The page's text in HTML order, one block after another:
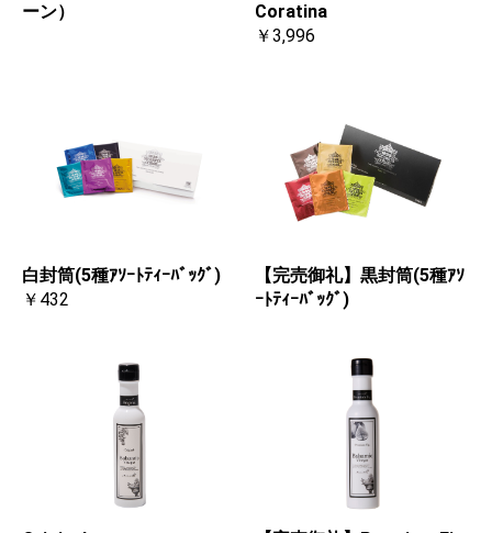
ーン）
Coratina
￥3,996
白封筒(5種ｱｿｰﾄﾃｨｰﾊﾞｯｸﾞ)
￥432
【完売御礼】黒封筒(5種ｱｿ
ｰﾄﾃｨｰﾊﾞｯｸﾞ)